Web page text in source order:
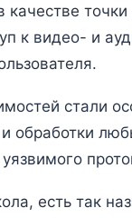
к видео- и
стали
обработки
есть так